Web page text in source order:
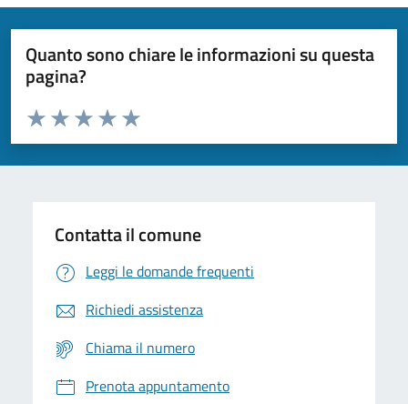
Quanto sono chiare le informazioni su questa
pagina?
Domanda
Valuta da 1 a 5 stelle la pagina
Valuta 5 stelle su 5
Valuta 4 stelle su 5
Valuta 3 stelle su 5
Valuta 2 stelle su 5
Valuta 1 stelle su 5
Contatta il comune
Leggi le domande frequenti
Richiedi assistenza
Chiama il numero
Prenota appuntamento